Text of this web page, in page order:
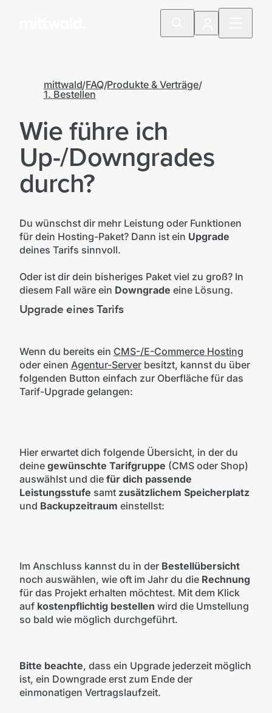
mittwald FAQ Produkte & Verträge
1. Bestellen
Wie führe ich
Up-/Downgrades
durch?
Du wünschst dir mehr Leistung oder Funktionen
für dein Hosting-Paket? Dann ist ein Upgrade
deines Tarifs sinnvoll.
Oder ist dir dein bisheriges Paket viel zu groß? In
diesem Fall wäre ein Downgrade eine Lösung.
Upgrade eines Tarifs
Wenn du bereits ein CMS-/E-Commerce Hosting
oder einen Agentur-Serverbesitzt, kannst du über
folgenden Button einfach zur Oberfläche für das
Tarif-Upgrade gelangen:
Hier erwartet dich folgende Übersicht, in der du
deine gewünschte Tarifgruppe (CMS oder Shop)
auswählst und die für dich passende
Leistungsstufe samt zusätzlichem Speicherplatz
und Backupzeitraum einstellst:
Im Anschluss kannst du in der Bestellübersicht
noch auswählen, wie oft im Jahr du die Rechnung
für das Projekt erhalten möchtest. Mit dem Klick
auf kostenpflichtig bestellen wird die Umstellung
so bald wie möglich durchgeführt.
Bitte beachte, dass ein Upgrade jederzeit möglich
ist, ein Downgrade erst zum Ende der
einmonatigen Vertragslaufzeit.